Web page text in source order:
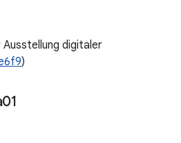
digitaler
)